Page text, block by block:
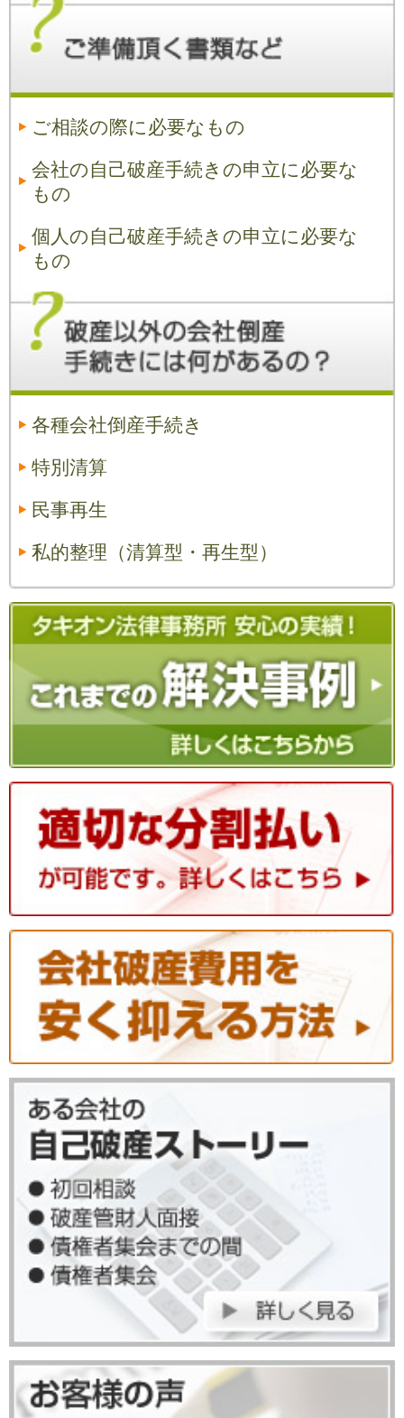
ご相談の際に必要なもの
会社の自己破産手続きの申立に必要な
もの
個人の自己破産手続きの申立に必要な
もの
各種会社倒産手続き
特別清算
民事再生
私的整理（清算型・再生型）